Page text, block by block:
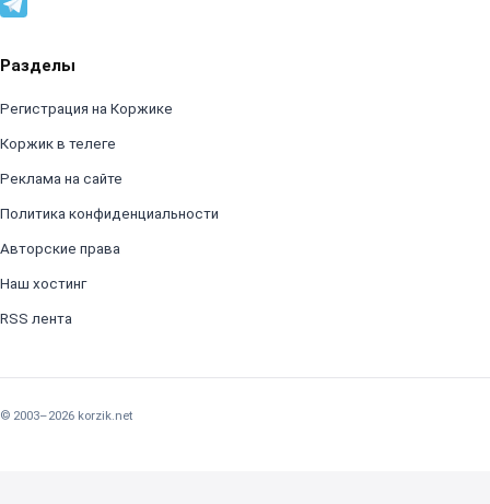
Разделы
Регистрация на Коржике
Коржик в телеге
Реклама на сайте
Политика конфиденциальности
Авторские права
Наш хостинг
RSS лента
© 2003–2026 korzik.net